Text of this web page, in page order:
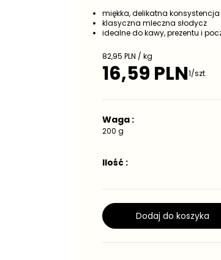
miękka, delikatna konsystencja
klasyczna mleczna słodycz
idealne do kawy, prezentu i
C
e
d
n
o
k
a
82,95 PLN / kg
C
n
r
e
l
r
a
16,59 PLN1/szt.
Waga :
200 g
Ilość :
Dodaj do koszyka